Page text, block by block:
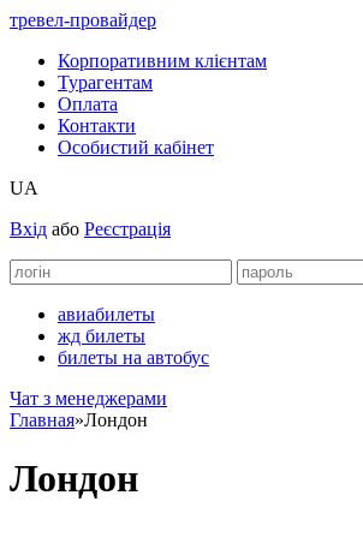
тревел-провайдер
Корпоративним клієнтам
Турагентам
Оплата
Контакти
Особистий кабінет
UA
Вхід або Реєстрація
авиабилеты
жд билеты
билеты на автобус
Чат з менеджерами
Главная»Лондон
Лондон